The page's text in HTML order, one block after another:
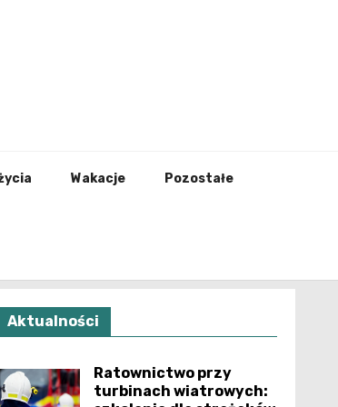
Wakacje Pozostałe
Aktualności
Ratownictwo przy
turbinach wiatrowych: